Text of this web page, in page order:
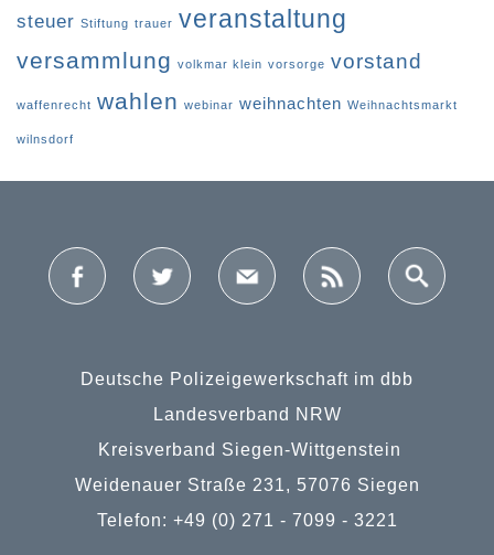
steuer Stiftung trauer veranstaltung
versammlung volkmar klein vorsorge vorstand
waffenrecht wahlen webinar weihnachten Weihnachtsmarkt
wilnsdorf
Deutsche Polizeigewerkschaft im dbb
Landesverband NRW
Kreisverband Siegen-Wittgenstein
Weidenauer Straße 231, 57076 Siegen
Telefon: +49 (0) 271 - 7099 - 3221